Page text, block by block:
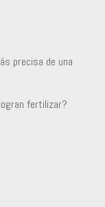
precisa de una
fertilizar?